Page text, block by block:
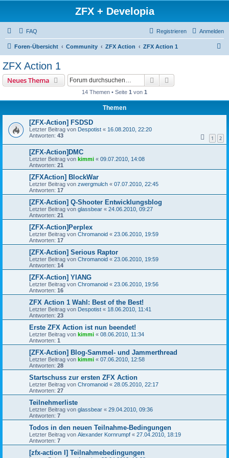
ZFX + Developia
FAQ Anmelden
Registrieren
Foren-Übersicht Community ZFX Action ZFX Action 1
ZFX Action 1
Neues Thema Suche
14 Themen • Seite 1 von 1
Themen
[ZFX-Action] FSDSD
Letzter Beitrag von Despotist « 16.08.2010, 22:20
Antworten: 43 1 2
[ZFX-Action]DMC
Letzter Beitrag von kimmi « 09.07.2010, 14:08
Antworten: 21
[ZFXAction] BlockWar
Letzter Beitrag von zwergmulch « 07.07.2010, 22:45
Antworten: 17
[ZFX-Action] Q-Shooter Entwicklungsblog
Letzter Beitrag von glassbear « 24.06.2010, 09:27
Antworten: 21
[ZFX-Action]Perplex
Letzter Beitrag von Chromanoid « 23.06.2010, 19:59
Antworten: 17
[ZFX-Action] Serious Raptor
Letzter Beitrag von Chromanoid « 23.06.2010, 19:59
Antworten: 14
[ZFX-Action] YIANG
Letzter Beitrag von Chromanoid « 23.06.2010, 19:56
Antworten: 16
ZFX Action 1 Wahl: Best of the Best!
Letzter Beitrag von Despotist « 18.06.2010, 11:41
Antworten: 23
Erste ZFX Action ist nun beendet!
Letzter Beitrag von kimmi « 08.06.2010, 11:34
Antworten: 1
[ZFX-Action] Blog-Sammel- und Jammerthread
Letzter Beitrag von kimmi « 07.06.2010, 12:58
Antworten: 28
Startschuss zur ersten ZFX Action
Letzter Beitrag von Chromanoid « 28.05.2010, 22:17
Antworten: 27
Teilnehmerliste
Letzter Beitrag von glassbear « 29.04.2010, 09:36
Antworten: 7
Todos in den neuen Teilnahme-Bedingungen
Letzter Beitrag von Alexander Kornrumpf « 27.04.2010, 18:19
Antworten: 7
[zfx-action I] Teilnahmebedingungen